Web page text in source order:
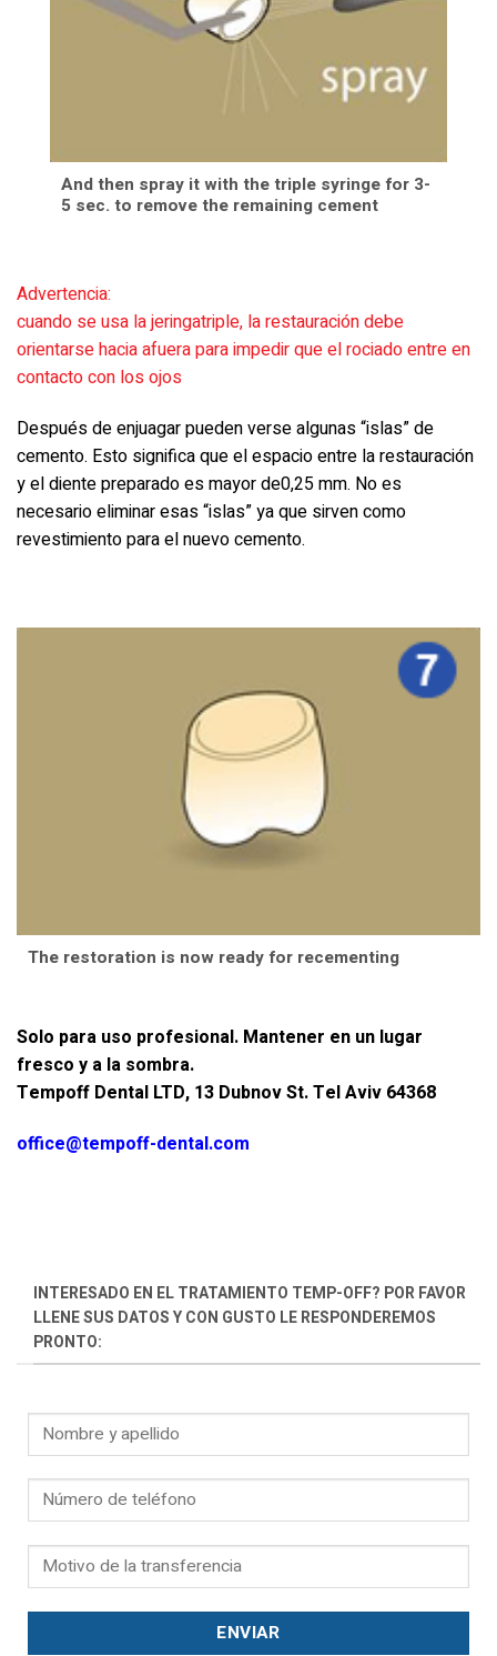
And then spray it with the triple syringe for 3-
5 sec. to remove the remaining cement
Advertencia:
cuando se usa la jeringatriple, la restauración debe
orientarse hacia afuera para impedir que el rociado entre en
contacto con los ojos
Después de enjuagar pueden verse algunas “islas” de
cemento. Esto significa que el espacio entre la restauración
y el diente preparado es mayor de0,25 mm. No es
necesario eliminar esas “islas” ya que sirven como
revestimiento para el nuevo cemento.
The restoration is now ready for recementing
Solo para uso profesional. Mantener en un lugar
fresco y a la sombra.
Tempoff Dental LTD, 13 Dubnov St. Tel Aviv 64368
office@tempoff-dental.com
INTERESADO EN EL TRATAMIENTO TEMP-OFF? POR FAVOR
LLENE SUS DATOS Y CON GUSTO LE RESPONDEREMOS
PRONTO: